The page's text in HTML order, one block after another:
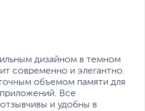
Акселерометр, Датчик
освещенности, Датчик
приближения, Сканер
отпечатков пальцев,
дизайном в темном
современно и элегантно.
объемом памяти для
Все
и удобны в